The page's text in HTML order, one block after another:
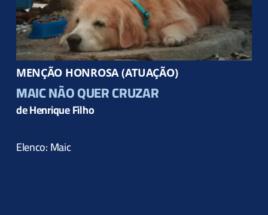
MENÇÃO HONROSA (ATUAÇÃO)
MAIC NÃO QUER CRUZAR
de Henrique Filho
Elenco: Maic